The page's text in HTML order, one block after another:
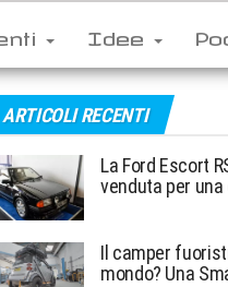
Idee
ARTICOLI RECENTI
La Ford Escort
venduta per
Il camper
mondo? Una